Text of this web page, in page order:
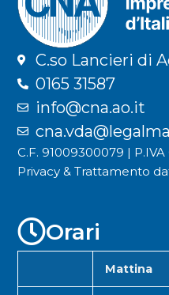
C.so Lancieri di
0165 31587
info@cna.ao.it
C.F. 91009300079 |
Privacy & Trattamento
Orari
Mattina